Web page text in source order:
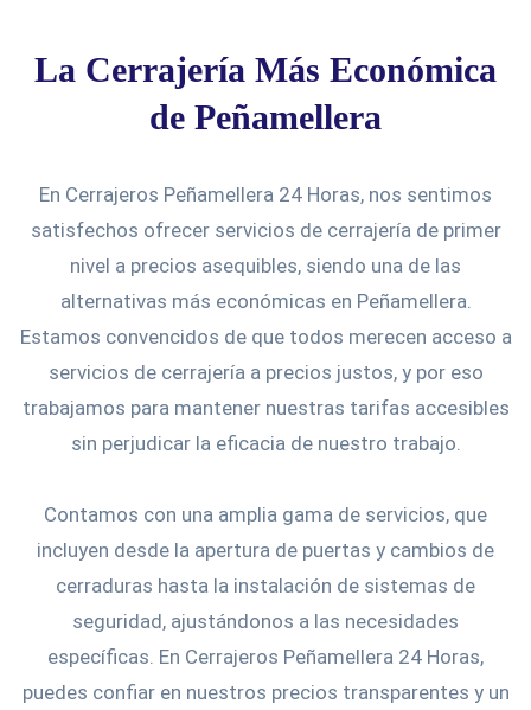
La Cerrajería Más Económica
de Peñamellera
En Cerrajeros Peñamellera 24 Horas, nos sentimos
satisfechos ofrecer servicios de cerrajería de primer
nivel a precios asequibles, siendo una de las
alternativas más económicas en Peñamellera.
Estamos convencidos de que todos merecen acceso a
servicios de cerrajería a precios justos, y por eso
trabajamos para mantener nuestras tarifas accesibles
sin perjudicar la eficacia de nuestro trabajo.
Contamos con una amplia gama de servicios, que
incluyen desde la apertura de puertas y cambios de
cerraduras hasta la instalación de sistemas de
seguridad, ajustándonos a las necesidades
específicas. En Cerrajeros Peñamellera 24 Horas,
puedes confiar en nuestros precios transparentes y un